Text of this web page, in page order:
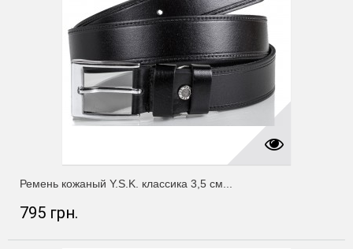
Ремень кожаный Y.S.K. классика 3,5 см...
795 грн.